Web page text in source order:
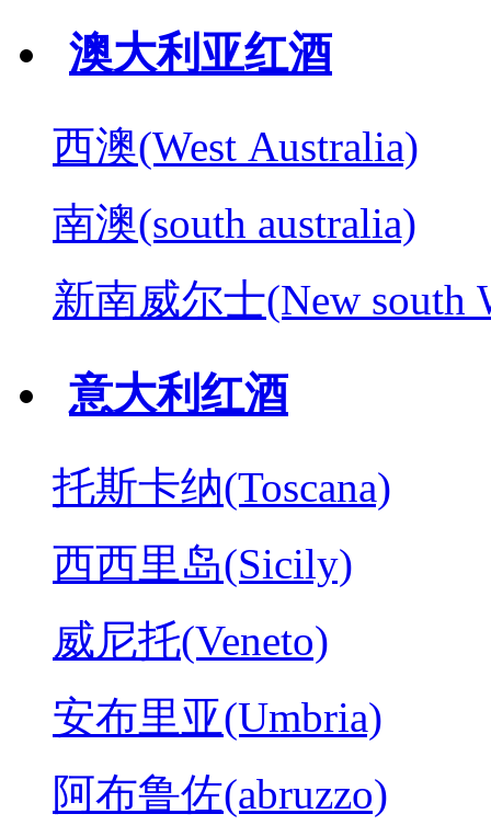
澳大利亚红酒
西澳(West Australia)
南澳(south australia)
新南威尔士(New south
意大利红酒
托斯卡纳(Toscana)
西西里岛(Sicily)
威尼托(Veneto)
安布里亚(Umbria)
阿布鲁佐(abruzzo)